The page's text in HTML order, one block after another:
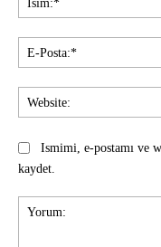
Ismimi, e-postamı ve
kaydet.